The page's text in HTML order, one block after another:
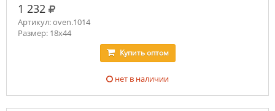
1 232 руб.
Артикул: oven.1014
Размер: 18х44
Купитьоптом
нет в наличии